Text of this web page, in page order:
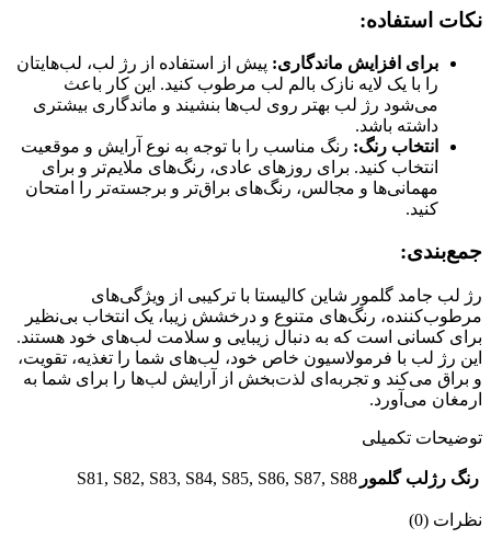
نکات استفاده:
برای افزایش ماندگاری: پیش از استفاده از رژ لب، لب‌هایتان
را با یک لایه نازک بالم لب مرطوب کنید. این کار باعث
می‌شود رژ لب بهتر روی لب‌ها بنشیند و ماندگاری بیشتری
داشته باشد.
انتخاب رنگ: رنگ مناسب را با توجه به نوع آرایش و موقعیت
انتخاب کنید. برای روزهای عادی، رنگ‌های ملایم‌تر و برای
مهمانی‌ها و مجالس، رنگ‌های براق‌تر و برجسته‌تر را امتحان
کنید.
جمع‌بندی:
رژ لب جامد گلمور شاین کالیستا با ترکیبی از ویژگی‌های
مرطوب‌کننده، رنگ‌های متنوع و درخشش زیبا، یک انتخاب بی‌نظیر
برای کسانی است که به دنبال زیبایی و سلامت لب‌های خود هستند.
این رژ لب با فرمولاسیون خاص خود، لب‌های شما را تغذیه، تقویت،
و براق می‌کند و تجربه‌ای لذت‌بخش از آرایش لب‌ها را برای شما به
ارمغان می‌آورد.
توضیحات تکمیلی
رنگ رژلب گلمور S81, S82, S83, S84, S85, S86, S87, S88
نظرات (0)